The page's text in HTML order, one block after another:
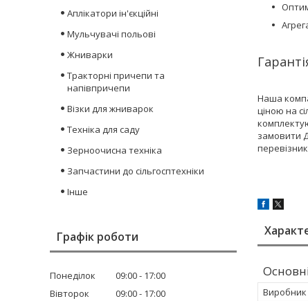
Наша
ціною на
замовити
Виробник
Аплікатори ін'єкційні
Мульчувачі польові
Жниварки
Тракторні причепи та
напівпричепи
Візки для жниварок
Техніка для саду
Зерноочисна техніка
Запчастини до сільгосптехніки
Інше
Графік роботи
Понеділок 09:00
17:00
Вівторок
09:00
17:00